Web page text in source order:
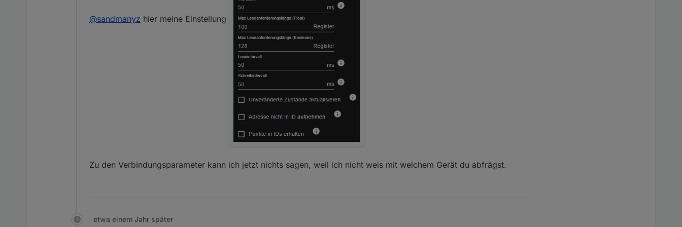
modbus.0	2025-03-13 18:11:28.372	warn	[DevID_247] Poll error count: 3 code: "App Timeout"
modbus.0	2025-03-13 18:11:13.120	warn	[DevID_247] Poll error count: 2 code: "App Timeout"
modbus.0	2025-03-13 18:10:57.867	warn	[DevID_247] Poll error count: 1 code: "App Timeout"
modbus.0	2025-03-13 18:10:52.664	info	Connected to slave
@sandmanyz hier meine Einstellung
Zu den Verbindungsparameter kann ich jetzt nichts sagen, weil ich nicht weis mit welchem Gerät du abfrägst.
etwa einem Jahr später